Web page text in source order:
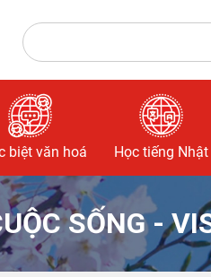
biệt văn hoá Học tiếng Nhật
SỐNG -